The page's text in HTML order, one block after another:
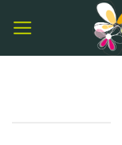
au
contenu